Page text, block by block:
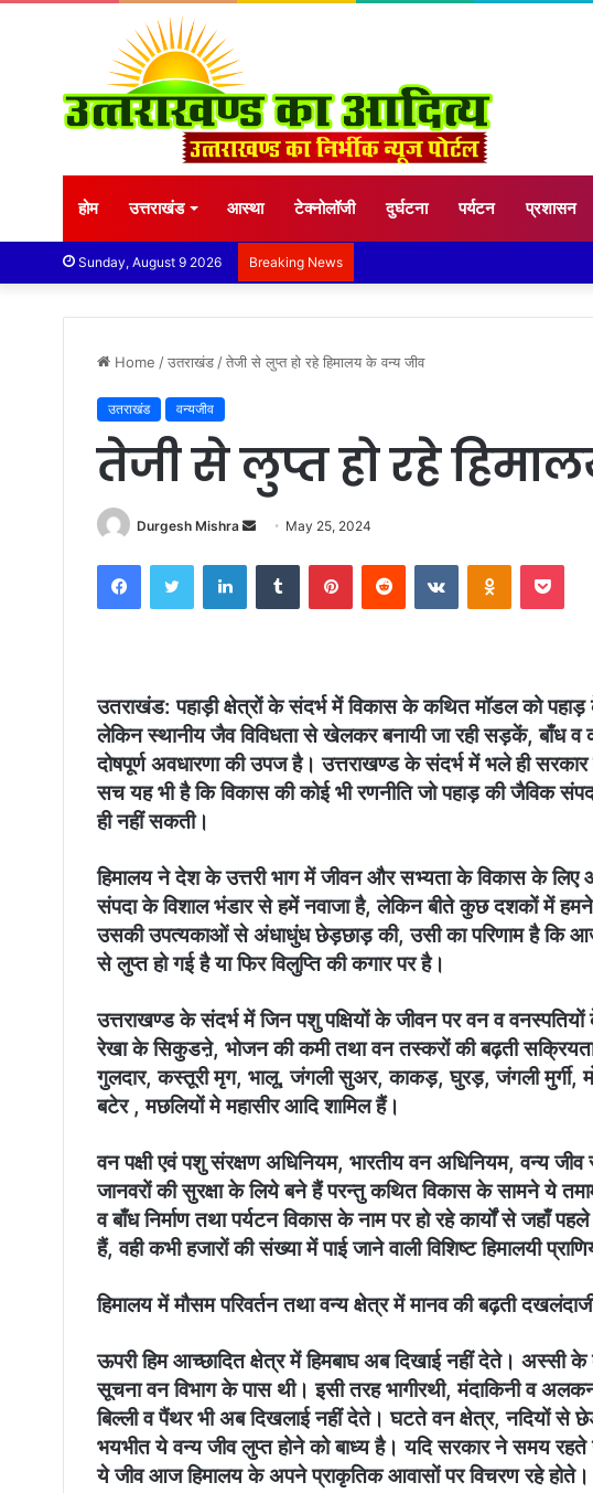
होम उत्तराखंड आस्था टेक्नोलॉजी दुर्घटना पर्यटन प्रशासन
Sunday, August 9 2026 Breaking News
Home /उतराखंड /तेजी से लुप्त हो रहे हिमालय के वन्य जीव
उतराखंड वन्यजीव
तेजी से लुप्त हो रहे
Durgesh Mishra
Send
email
May 25, 2024
FacebookTwitter LinkedInTumblr PinterestReddit VKontakte
उतराखंड: पहाड़ी क्षेत्रों के संदर्भ में विकास के कथित मॉडल को
लेकिन स्थानीय जैव विविधता से खेलकर बनायी जा रही सड़कें,
दोषपूर्ण अवधारणा की उपज है। उत्तराखण्ड के संदर्भ में भले ही
सच यह भी है कि विकास की कोई भी रणनीति जो पहाड़ की जैविक
ही नहीं सकती।
हिमालय ने देश के उत्तरी भाग में जीवन और सभ्यता के विकास के
संपदा के विशाल भंडार से हमें नवाजा है, लेकिन बीते कुछ दशकों में
उसकी उपत्यकाओं से अंधाधुंध छेड़छाड़ की, उसी का परिणाम है कि आज
से लुप्त हो गई है या फिर विलुप्ति की कगार पर है।
उत्तराखण्ड के संदर्भ में जिन पशु पक्षियों के जीवन पर वन व
रेखा के सिकुडऩे, भोजन की कमी तथा वन तस्करों की बढ़ती
गुलदार, कस्तूरी मृग, भालू, जंगली सुअर, काकड़, घुरड़, जंगली मुर्गी,
बटेर , मछलियों मे महासीर आदि शामिल हैं।
वन पक्षी एवं पशु संरक्षण अधिनियम, भारतीय वन अधिनियम, वन्य
जानवरों की सुरक्षा के लिये बने हैं परन्तु कथित विकास के सामने ये
व बाँध निर्माण तथा पर्यटन विकास के नाम पर हो रहे कार्यों से जहाँ
हैं, वही कभी हजारों की संख्या में पाई जाने वाली विशिष्ट हिमालयी
हिमालय में मौसम परिवर्तन तथा वन्य क्षेत्र में मानव की बढ़ती
ऊपरी हिम आच्छादित क्षेत्र में हिमबाघ अब दिखाई नहीं देते। अस्सी
सूचना वन विभाग के पास थी। इसी तरह भागीरथी, मंदाकिनी व
बिल्ली व पैंथर भी अब दिखलाई नहीं देते। घटते वन क्षेत्र, नदियों
भयभीत ये वन्य जीव लुप्त होने को बाध्य है। यदि सरकार ने समय
ये जीव आज हिमालय के अपने प्राकृतिक आवासों पर विचरण रहे होते।